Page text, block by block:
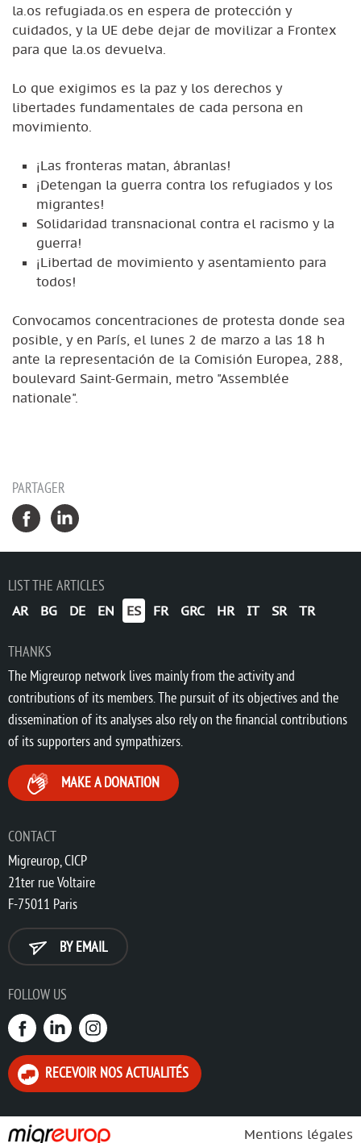
la.os refugiada.os en espera de protección y
cuidados, y la UE debe dejar de movilizar a Frontex
para que la.os devuelva.
Lo que exigimos es la paz y los derechos y
libertades fundamentales de cada persona en
movimiento.
¡Las fronteras matan, ábranlas!
¡Detengan la guerra contra los refugiados y los
migrantes!
Solidaridad transnacional contra el racismo y la
guerra!
¡Libertad de movimiento y asentamiento para
todos!
Convocamos concentraciones de protesta donde sea
posible, y en París, el lunes 2 de marzo a las 18 h
ante la representación de la Comisión Europea, 288,
boulevard Saint-Germain, metro "Assemblée
nationale".
PARTAGER
LIST THE ARTICLES
AR BG DE EN ES FR GRC HR IT SR TR
CONTACT
Migreurop, CICP
21ter rue Voltaire
F-75011 Paris
BY EMAIL
THANKS
The Migreurop network lives mainly from the activity and
contributions of its members. The pursuit of its objectives and the
dissemination of its analyses also rely on the financial contributions
of its supporters and sympathizers.
MAKE A DONATION
FOLLOW US
RECEVOIR NOS ACTUALITÉS
Mentions légales